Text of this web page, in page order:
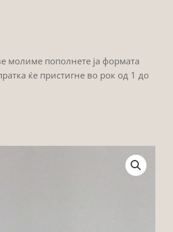
молиме пополнете ја формата
ќе пристигне во рок од 1 до